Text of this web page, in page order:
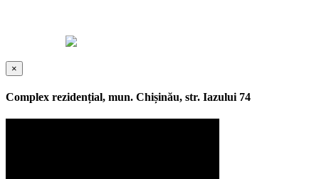
×
Complex rezidențial, mun. Chișinău, str. Iazului 74